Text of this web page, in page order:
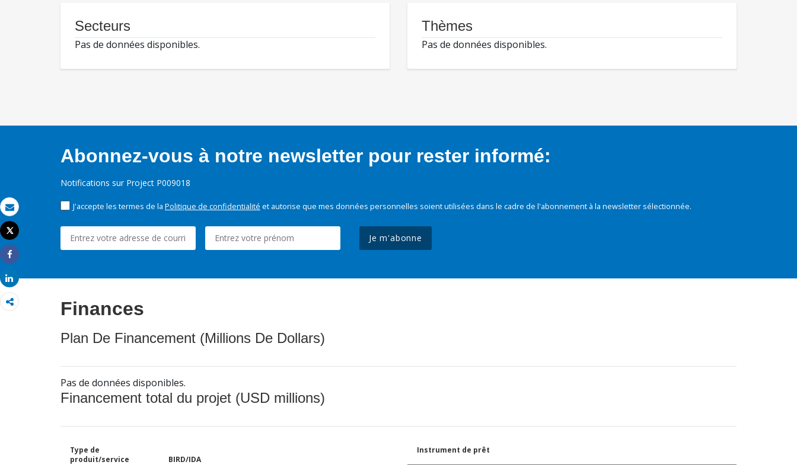
Email
Imprimer
Tweet
Share
Share
Secteurs
Pas de données disponibles.
Thèmes
Pas de données disponibles.
Abonnez-vous à notre newsletter pour rester informé:
Notifications sur Project P009018
J'accepte les termes de la Politique de confidentialité et autorise que mes données personnelles soient utilisées dans le cadre de l'abonnement à la newsletter sélectionnée.
Je m'abonne
Finances
Plan De Financement (Millions De Dollars)
Pas de données disponibles.
Financement total du projet (USD millions)
Type de
produit/service
BIRD/IDA
Instrument de prêt